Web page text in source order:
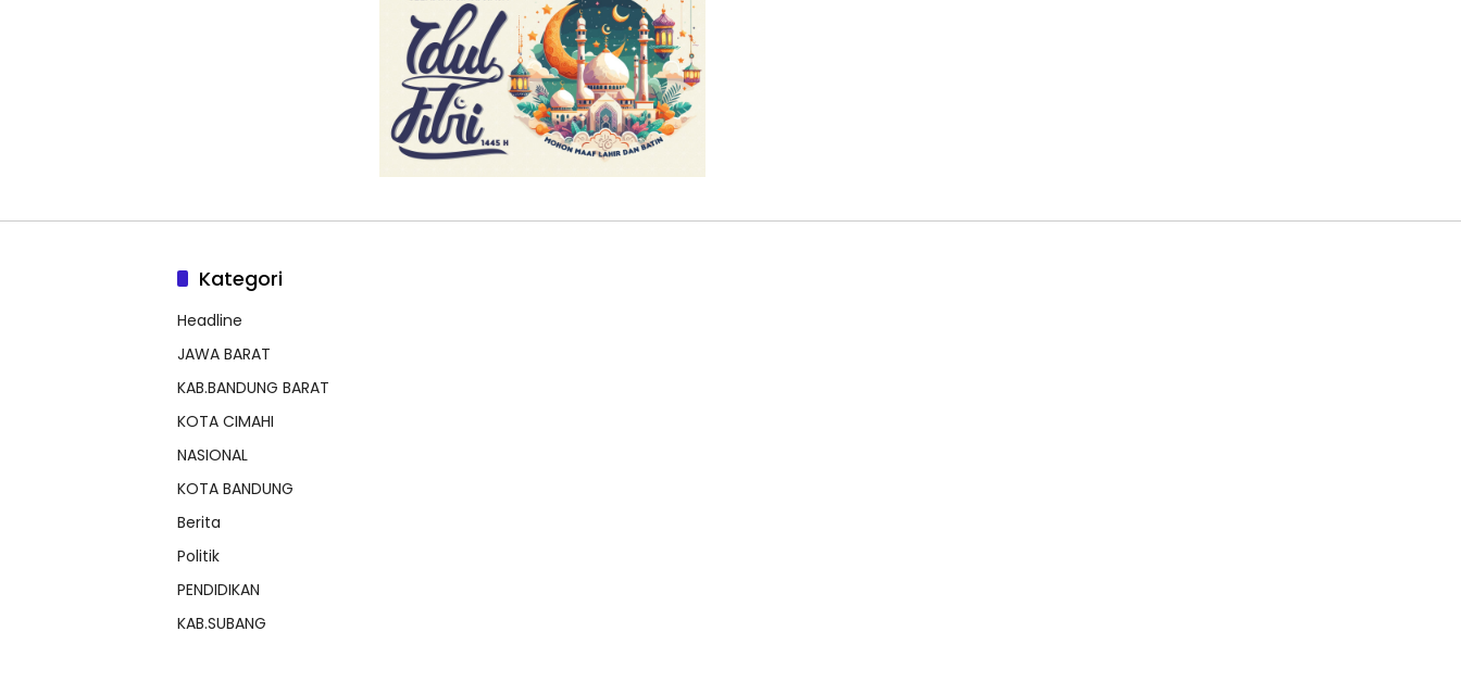
Kategori
Headline
JAWA BARAT
KAB.BANDUNG BARAT
KOTA CIMAHI
NASIONAL
KOTA BANDUNG
Berita
Politik
PENDIDIKAN
KAB.SUBANG